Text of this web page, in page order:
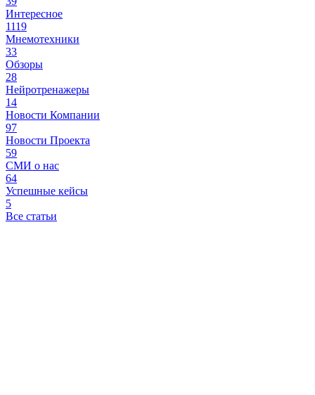
Интересное
1119
Мнемотехники
33
Обзоры
28
Нейротренажеры
14
Новости Компании
97
Новости Проекта
59
СМИ о нас
64
Успешные кейсы
5
Все статьи